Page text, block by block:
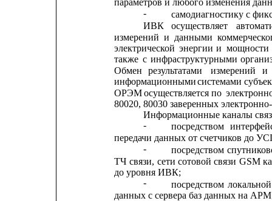
параметров и любого изменения
-
самодиагностику с
ИВК
осуществляет
измерений и данными
электрической энергии и мощности
также с инфраструктурными
Обмен
результатами измерений
и
информационными системами
ОРЭМ осуществляется по
80020, 80030 заверенных
Информационные каналы
-
посредством
передачи данных от счетчиков до
-
посредством
ТЧ связи, сети сотовой связи GSM
до уровня ИВК;
-
посредством локальной
данных с сервера баз данных на